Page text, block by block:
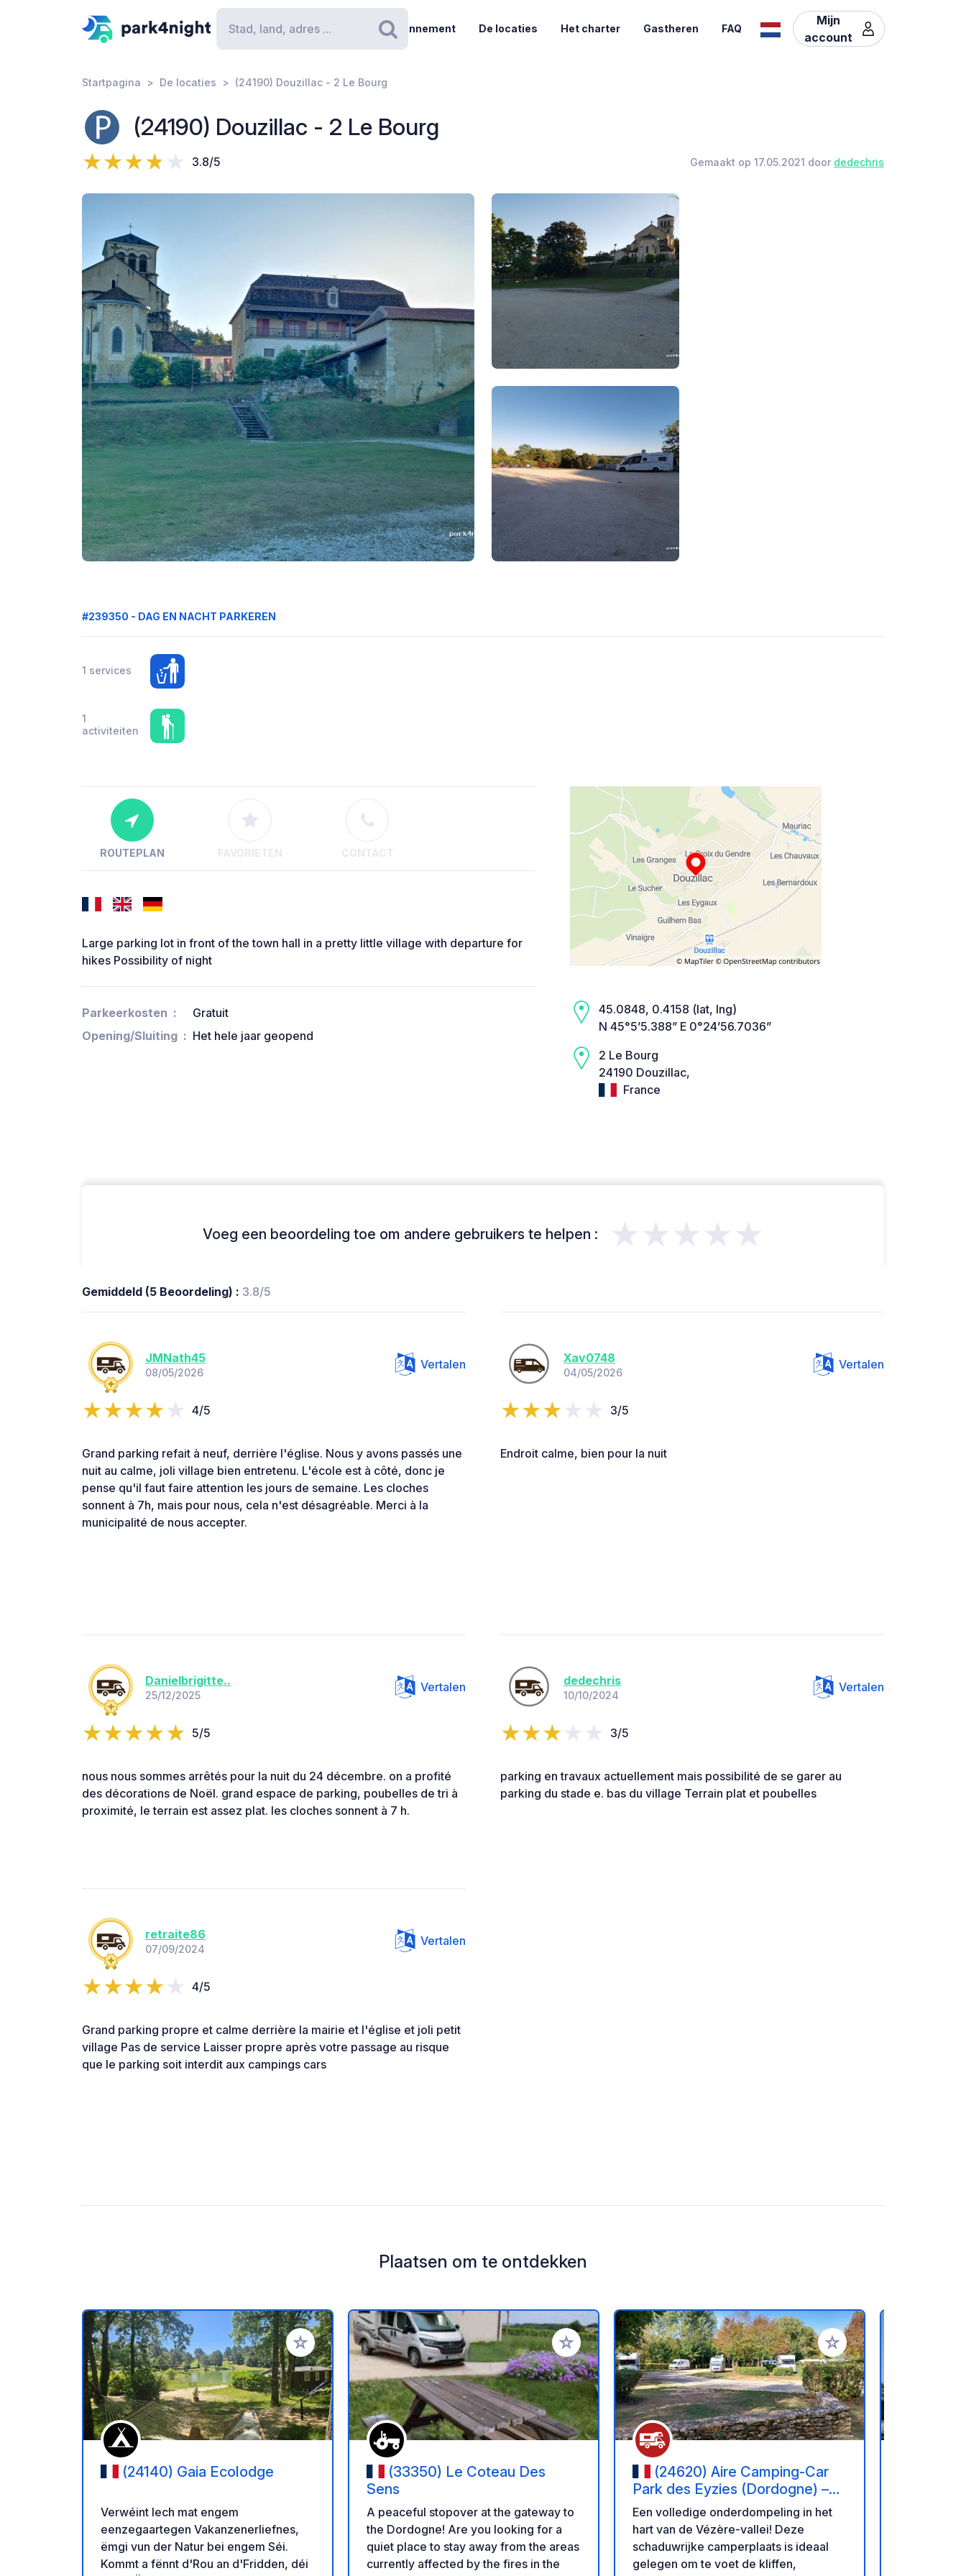
Zoeken
Abonnement De locaties Het charter Gastheren FAQ
Mijn
account
Startpagina De locaties (24190) Douzillac - 2 Le Bourg
(24190) Douzillac - 2 Le Bourg
3.8/5 Gemaakt op 17.05.2021 door dedechris
#239350 - DAG EN NACHT PARKEREN
1 services
1
activiteiten
ROUTEPLAN FAVORIETEN CONTACT
Large parking lot in front of the town hall in a pretty little village with departure for
hikes Possibility of night
Parkeerkosten
Gratuit
Opening/Sluiting
Het hele jaar geopend
45.0848, 0.4158 (lat, lng)
N 45°5’5.388” E 0°24’56.7036”
2 Le Bourg
24190 Douzillac,
France
Voeg een beoordeling toe om andere gebruikers te helpen : ★★★★★
Gemiddeld (5 Beoordeling) : 3.8/5
JMNath45
08/05/2026
Vertalen
4/5
Grand parking refait à neuf, derrière l'église. Nous y avons passés une
nuit au calme, joli village bien entretenu. L'école est à côté, donc je
pense qu'il faut faire attention les jours de semaine. Les cloches
sonnent à 7h, mais pour nous, cela n'est désagréable. Merci à la
municipalité de nous accepter.
Xav0748
04/05/2026
Vertalen
3/5
Endroit calme, bien pour la nuit
Danielbrigitte..
25/12/2025
Vertalen
5/5
nous nous sommes arrêtés pour la nuit du 24 décembre. on a profité
des décorations de Noël. grand espace de parking, poubelles de tri à
proximité, le terrain est assez plat. les cloches sonnent à 7 h.
dedechris
10/10/2024
Vertalen
3/5
parking en travaux actuellement mais possibilité de se garer au
parking du stade e. bas du village Terrain plat et poubelles
retraite86
07/09/2024
Vertalen
4/5
Grand parking propre et calme derrière la mairie et l'église et joli petit
village Pas de service Laisser propre après votre passage au risque
que le parking soit interdit aux campings cars
Plaatsen om te ontdekken
Voeg toe aan je favorieten
(24140) Gaia Ecolodge
Verwéint Iech mat engem
eenzegaartegen Vakanzenerliefnes,
ëmgi vun der Natur bei engem Séi.
Kommt a fënnt d'Rou an d'Fridden, déi
Voeg toe aan je favorieten
(33350) Le Coteau Des
Sens
A peaceful stopover at the gateway to
the Dordogne! Are you looking for a
quiet place to stay away from the areas
currently affected by the fires in the
Voeg toe aan je favorieten
(24620) Aire Camping-Car
Park des Eyzies (Dordogne) –
Capitale de la Préhistoire
Een volledige onderdompeling in het
hart van de Vézère-vallei! Deze
schaduwrijke camperplaats is ideaal
gelegen om te voet de kliffen,